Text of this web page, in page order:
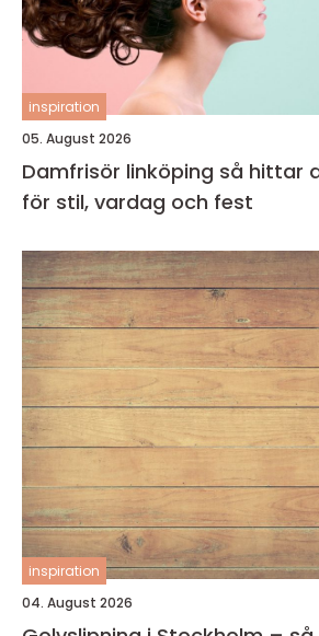
inspiration
05. August 2026
Damfrisör linköping så hittar du rätt salong
för stil, vardag och fest
inspiration
04. August 2026